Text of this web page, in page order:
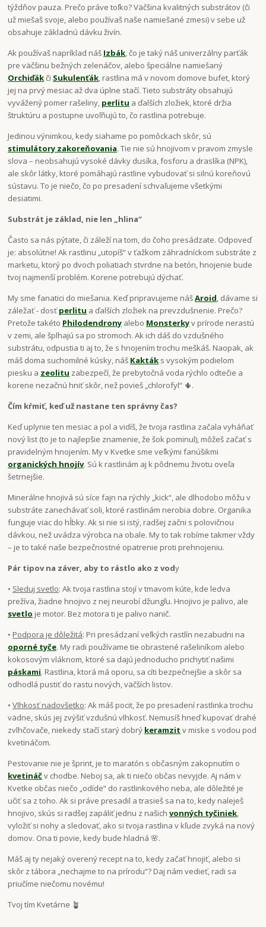
týždňov pauza. Prečo práve toľko? Väčšina kvalitných substrátov (či
už miešaš svoje, alebo používaš naše namiešané zmesi) v sebe už
obsahuje základnú dávku živín.
Ak používaš napríklad náš Izbák, čo je taký náš univerzálny parťák
pre väčšinu bežných zelenáčov, alebo špeciálne namiešaný
Orchiďákči Sukulenťák, rastlina má v novom domove bufet, ktorý
jej na prvý mesiac až dva úplne stačí. Tieto substráty obsahujú
vyvážený pomer rašeliny, perlitu a ďalších zložiek, ktoré držia
štruktúru a postupne uvoľňujú to, čo rastlina potrebuje.
Jedinou výnimkou, kedy siahame po pomôckach skôr, sú
stimulátory zakoreňovania. Tie nie sú hnojivom v pravom zmysle
slova – neobsahujú vysoké dávky dusíka, fosforu a draslíka (NPK),
ale skôr látky, ktoré pomáhajú rastline vybudovať si silnú koreňovú
sústavu. To je niečo, čo po presadení schvaľujeme všetkými
desiatimi.
Substrát je základ, nie len „hlina“
Často sa nás pýtate, či záleží na tom, do čoho presádzate. Odpoveď
je: absolútne! Ak rastlinu „utopíš“ v ťažkom záhradníckom substráte z
marketu, ktorý po dvoch poliatiach stvrdne na betón, hnojenie bude
tvoj najmenší problém. Korene potrebujú dýchať.
My sme fanatici do miešania. Keď pripravujeme nášAroid, dávame si
záležať - dosťperlitu a ďalších zložiek na prevzdušnenie. Prečo?
Pretože takéto Philodendrony alebo Monsterkyv prírode nerastú
v zemi, ale šplhajú sa po stromoch. Ak ich dáš do vzdušného
substrátu, odpustia ti aj to, že s hnojením trochu meškáš. Naopak, ak
máš doma suchomilné kúsky, náš Kakták s vysokým podielom
piesku a zeolitu zabezpečí, že prebytočná voda rýchlo odtečie a
korene nezačnú hniť skôr, než povieš „chlorofyl“ 🌵.
Čím kŕmiť, keď už nastane ten správny čas?
Keď uplynie ten mesiac a pol a vidíš, že tvoja rastlina začala vyháňať
nový list (to je to najlepšie znamenie, že šok pominul), môžeš začať s
pravidelným hnojením. My v Kvetke sme veľkými fanúšikmi
organických hnojív. Sú k rastlinám aj k pôdnemu životu oveľa
šetrnejšie.
Minerálne hnojivá sú síce fajn na rýchly „kick“, ale dlhodobo môžu v
substráte zanechávať soli, ktoré rastlinám nerobia dobre. Organika
funguje viac do hĺbky. Ak si nie si istý, radšej začni s polovičnou
dávkou, než uvádza výrobca na obale. My to tak robíme takmer vždy
– je to také naše bezpečnostné opatrenie proti prehnojeniu.
Pár tipov na záver, aby to rástlo ako z vody
• Sleduj svetlo: Ak tvoja rastlina stojí v tmavom kúte, kde ledva
prežíva, žiadne hnojivo z nej neurobí džungľu. Hnojivo je palivo, ale
svetlo je motor. Bez motora ti je palivo nanič.
• Podpora je dôležitá: Pri presádzaní veľkých rastlín nezabudni na
oporné tyče. My radi používame tie obrastené rašeliníkom alebo
kokosovým vláknom, ktoré sa dajú jednoducho prichytiť našimi
páskami. Rastlina, ktorá má oporu, sa cíti bezpečnejšie a skôr sa
odhodlá pustiť do rastu nových, väčších listov.
•Vlhkosť nadovšetko: Ak máš pocit, že po presadení rastlinka trochu
vädne, skús jej zvýšiť vzdušnú vlhkosť. Nemusíš hneď kupovať drahé
zvlhčovače, niekedy stačí starý dobrý keramzit v miske s vodou pod
kvetináčom.
Pestovanie nie je šprint, je to maratón s občasným zakopnutím o
kvetináčv chodbe. Neboj sa, ak ti niečo občas nevyjde. Aj nám v
Kvetke občas niečo „odíde“ do rastlinkového neba, ale dôležité je
učiť sa z toho. Ak si práve presadil a trasieš sa na to, kedy naleješ
hnojivo, skús si radšej zapáliť jednu z našichvonných tyčiniek,
vyložiť si nohy a sledovať, ako si tvoja rastlina v kľude zvyká na nový
domov. Ona ti povie, kedy bude hladná 🌸.
Máš aj ty nejaký overený recept na to, kedy začať hnojiť, alebo si
skôr z tábora „nechajme to na prírodu“? Daj nám vedieť, radi sa
priučíme niečomu novému!
Tvoj tím Kvetárne 🪴